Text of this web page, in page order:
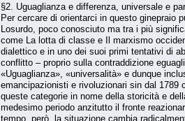
§2. Uguaglianza e differenza, universale e
Per cercare di orientarci in questo ginepraio
Losurdo, poco conosciuto ma tra i più
come La lotta di classe e Il marxismo
dialettico e in uno dei suoi primi tentativi di
conflitto – proprio sulla contraddizione
«Uguaglianza», «universalità» e dunque
emancipazionisti e rivoluzionari sin dal 1789
queste categorie in nome della storicità e
medesimo periodo anzitutto il fronte
tempo, però, la situazione cambia